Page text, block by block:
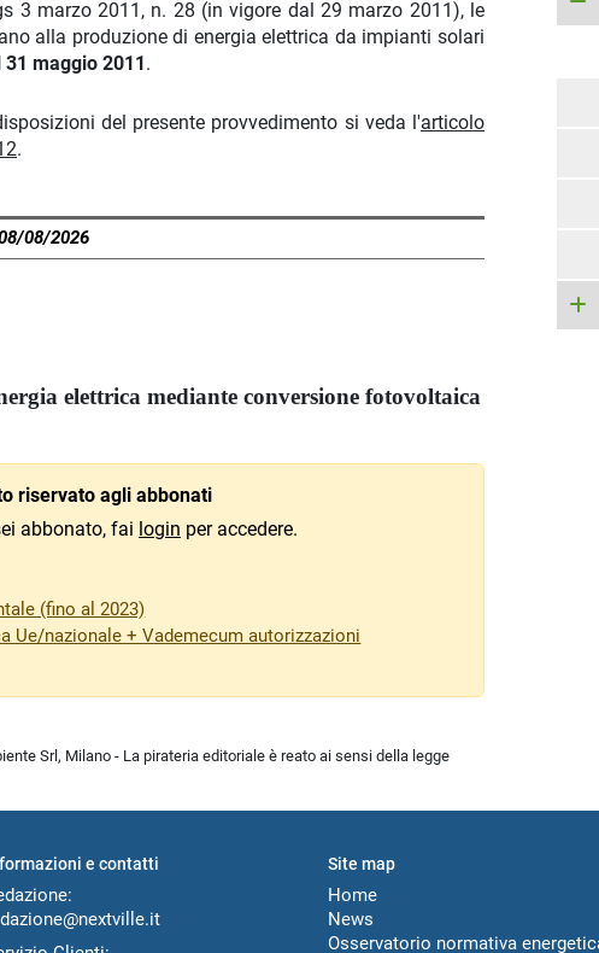
3 marzo 2011, n. 28 (in vigore dal 29 marzo 2011), le
alla produzione di energia elettrica da impianti solari
maggio 2011 .
del presente provvedimento si veda l'articolo
.
08/2026
elettrica mediante conversione fotovoltaica
riservato agli abbonati
abbonato, fai login per accedere.
(fino al 2023)
Ue/nazionale + Vademecum autorizzazioni
Srl, Milano - La pirateria editoriale è reato ai sensi della legge
e contatti Site map
Home
News
Osservatorio normativa